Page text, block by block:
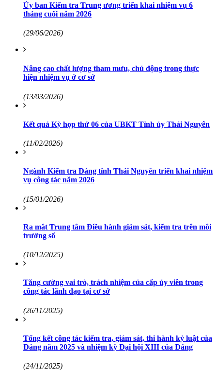
Ủy ban Kiểm tra Trung ương triển khai nhiệm vụ 6
tháng cuối năm 2026
(29/06/2026)
Nâng cao chất lượng tham mưu, chủ động trong thực
hiện nhiệm vụ ở cơ sở
(13/03/2026)
Kết quả Kỳ họp thứ 06 của UBKT Tỉnh ủy Thái Nguyên
(11/02/2026)
Ngành Kiểm tra Đảng tỉnh Thái Nguyên triển khai nhiệm
vụ công tác năm 2026
(15/01/2026)
Ra mắt Trung tâm Điều hành giám sát, kiểm tra trên môi
trường số
(10/12/2025)
Tăng cường vai trò, trách nhiệm của cấp ủy viên trong
công tác lãnh đạo tại cơ sở
(26/11/2025)
Tổng kết công tác kiểm tra, giám sát, thi hành kỷ luật của
Đảng năm 2025 và nhiệm kỳ Đại hội XIII của Đảng
(24/11/2025)